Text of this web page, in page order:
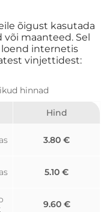
õigust kasutada
maanteed. Sel
loend internetis
vinjettidest:
hinnad
Hind
3.80 €
5.10 €
9.60 €